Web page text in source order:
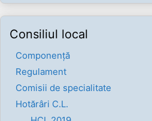
Consiliul local
Componenţă
Regulament
Comisii de specialitate
Hotărâri C.L.